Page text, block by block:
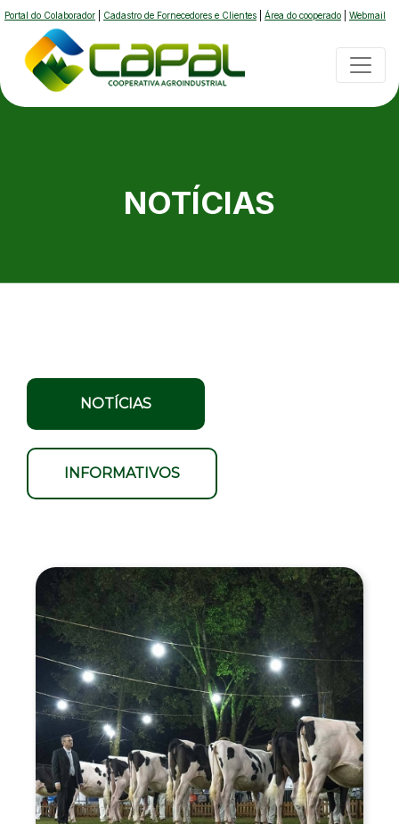
Portal do Colaborador Cadastro de Fornecedores e Clientes Área do cooperado Webmail
NOTÍCIAS
NOTÍCIAS
INFORMATIVOS